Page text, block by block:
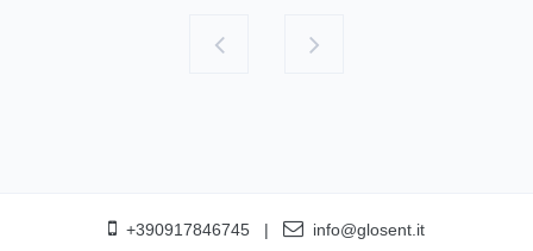
+390917846745 | info@glosent.it